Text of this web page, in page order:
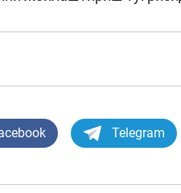
Telegram